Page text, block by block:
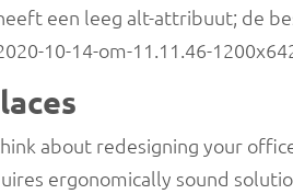
about redesigning your
ergonomically sound